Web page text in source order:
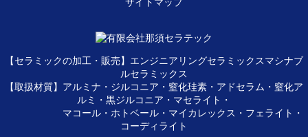
【セラミックの加工・販売】エンジニアリングセラミックスマシナブ
ルセラミックス
【取扱材質】アルミナ・ジルコニア・窒化珪素・アドセラム・窒化ア
ルミ・黒ジルコニア・マセライト・
マコール・ホトベール・マイカレックス・フェライト・
コーディライト